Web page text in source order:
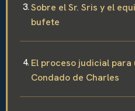
Sobre el Sr. Sris y el
bufete
El proceso judicial para
Condado de Charles